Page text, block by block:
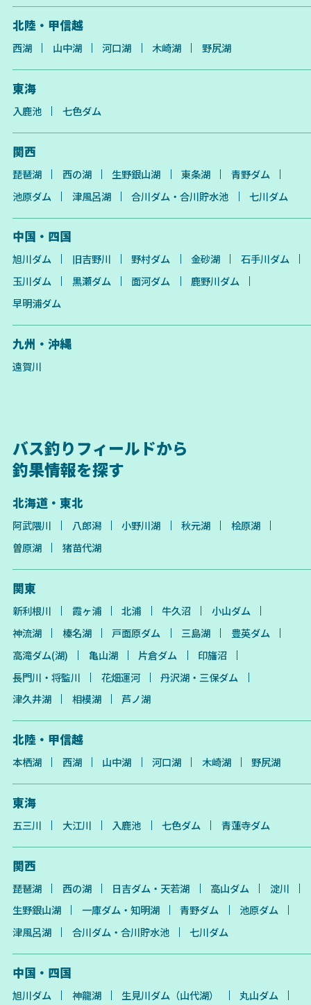
北陸・甲信越
西湖 山中湖 河口湖 木崎湖 野尻湖
東海
入鹿池 七色ダム
関西
琵琶湖 西の湖 生野銀山湖 東条湖
青野ダム
池原ダム
津風呂湖 合川ダム・合川貯水池 七川ダム
中国・四国
旭川ダム 旧吉野川 野村ダム 金砂湖
石手川ダム
玉川ダム
黒瀬ダム 面河ダム
鹿野川ダム
早明浦ダム
九州・沖縄
遠賀川
バス釣りフィールドから
釣果情報を探す
北海道・東北
阿武隈川 八郎潟 小野川湖 秋元湖
桧原湖
曽原湖
猪苗代湖
関東
新利根川 霞ヶ浦 北浦 牛久沼
小山ダム
神流湖
榛名湖 戸面原ダム 三島湖
豊英ダム
高滝ダム(湖)
亀山湖 片倉ダム
印旛沼
長門川・将監川
花畑運河
丹沢湖・三保ダム
津久井湖
相模湖 芦ノ湖
北陸・甲信越
本栖湖 西湖 山中湖 河口湖 木崎湖 野尻湖
東海
五三川 大江川 入鹿池 七色ダム 青蓮寺ダム
関西
琵琶湖 西の湖 日吉ダム・天若湖 高山ダム
淀川
生野銀山湖
一庫ダム・知明湖 青野ダム
池原ダム
津風呂湖
合川ダム・合川貯水池 七川ダム
中国・四国
旭川ダム 神龍湖 生見川ダム（山代湖） 丸山ダム